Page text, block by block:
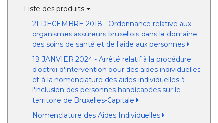
Liste des produits
21 DECEMBRE 2018 - Ordonnance relative aux
organismes assureurs bruxellois dans le domaine
des soins de santé et de l'aide aux personnes
18 JANVIER 2024 - Arrêté relatif à la procédure
d'octroi d'intervention pour des aides individuelles
et à la nomenclature des aides individuelles à
l'inclusion des personnes handicapées sur le
territoire de Bruxelles-Capitale
Nomenclature des Aides Individuelles